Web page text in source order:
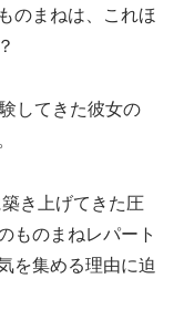
のまねは、これほ
してきた彼女の
き上げてきた圧
ものまねレパート
を集める理由に迫